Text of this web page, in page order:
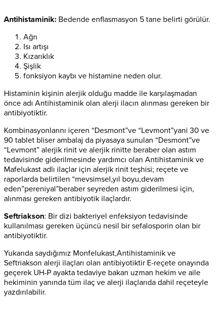
Antihistaminik: Bedende enflasmasyon 5 tane belirti görülür.
Ağrı
Isı artışı
Kızarıklık
Şişlik
fonksiyon kaybı ve histamine neden olur.
Histaminin kişinin alerjik olduğu madde ile karşılaşmadan
önce adı Antihistaminik olan alerji ilacın alınması gereken bir
antibiyotiktir.
Kombinasyonlarını içeren “Desmont”ve “Levmont”yani 30 ve
90 tablet bliser ambalaj da piyasaya sunulan “Desmont”ve
“Levmont” alerjik rinit ve alerjik rinitte beraber olan astım
tedavisinde giderilmesinde yardımcı olan Antihistaminik ve
Mafelukast adlı ilaçlar için alerjik rinit teşhisi; reçete ve
raporlarda belirtilen “mevsimsel,yıl boyu,devam
eden”pereniyal”beraber seyreden astım giderilmesi için,
alınması gereken antibiyotik ilaçlardır.
Seftriakson: Bir dizi bakteriyel enfeksiyon tedavisinde
kullanılması gereken üçüncü nesil bir sefalosporin olan bir
antibiyotiktir.
Yukarıda saydığımız Monfelukast,Antihistaminik ve
Seftriakson alerji ilaçları olan antibiyotiktir E-reçete onayında
geçerek UH-P ayakta tedaviye bakan uzman hekim ve aile
hekiminin yanında tüm ilaç ve alerji ilaçlarıda dahil reçeteyle
yazdırılabilir.